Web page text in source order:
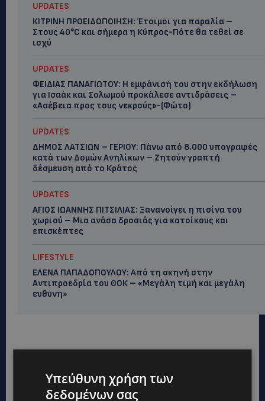
UPDATES
ΚΙΤΡΙΝΗ ΠΡΟΕΙΔΟΠΟΙΗΣΗ: Έτοιμοι για παραλία –
Στους 40°C και σήμερα η Κύπρος-Πότε θα τεθεί σε
ισχύ
UPDATES
ΦΕΙΔΙΑΣ ΠΑΝΑΓΙΩΤΟΥ: Η εμφάνισή του στην εκδήλωση
για Ισαάκ και Σολωμού προκάλεσε αντιδράσεις –
«Ασέβεια προς τους νεκρούς»-(Φώτο)
UPDATES
ΔΗΜΟΣ ΛΑΤΣΙΩΝ – ΓΕΡΙΟΥ: Πάνω από 8.000 υπογραφές
κατά των Δομών Ανηλίκων – Ζητούν γραπτή
δέσμευση από το Κράτος
UPDATES
ΑΓΙΟΣ ΙΩΑΝΝΗΣ ΠΙΤΣΙΛΙΑΣ: Ξανανοίγει η πισίνα του
χωριού – Μια ανάσα δροσιάς για κατοίκους και
επισκέπτες
LIFESTYLE
ΕΛΕΝΑ ΠΑΠΑΔΟΠΟΥΛΟΥ: Από τη σκηνή στην
Αντιπροεδρία του ΘΟΚ – «Μεγάλη τιμή και μεγάλη
ευθύνη»
Υπεύθυνη χρήση των
δεδομένων σας